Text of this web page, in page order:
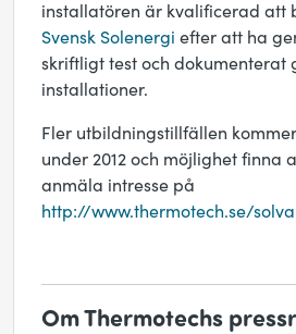
installatören är kvalificerad att
Svensk Solenergi efter att ha
skriftligt test och dokumenterat
installationer.
Fler utbildningstillfällen
under 2012 och möjlighet finna
anmäla intresse på
http://www.thermotech.se/
Om Thermotechs